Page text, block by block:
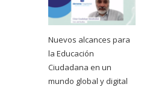
Nuevos alcances para
la Educación
Ciudadana en un
mundo global y digital